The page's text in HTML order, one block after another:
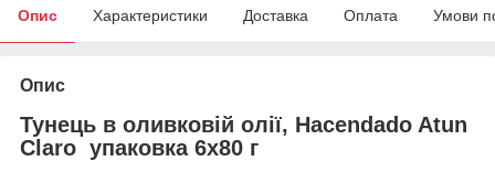
Опис Характеристики Доставка Оплата Умови
Опис
Тунець в оливковій олії, Hacendado Atun
Claro упаковка 6x80 г